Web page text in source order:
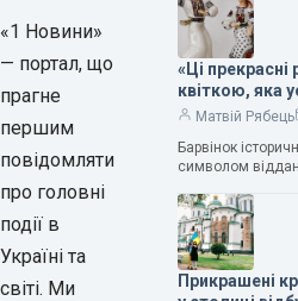
«1 Новини»
— портал, що
прагне
першим
повідомляти
про головні
події в
Україні та
світі. Ми
«Ці прекрасні
квіткою, яка
нескінченне
Людмила
Романюк
Матвій Рябець
Барвінок
символом
та тривалого
Саме тому ця
продовжує
Прикрашені